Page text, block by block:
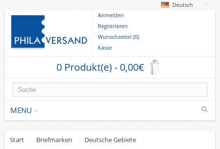
Deutsch
Anmelden
Registrieren
Wunschzettel (0)
Kasse
0 Produkt(e) - 0,00€
MENU
Briefmarken
Start Briefmarken Deutsche Gebiete